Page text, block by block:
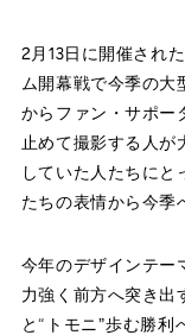
2月13日に開催され
ム開幕戦で今季の大
からファン・サポー
止めて撮影する人が
していた人たちに
たちの表情から今季
今年のデザインテー
力強く前方へ突き出
と“トモニ”歩む勝利